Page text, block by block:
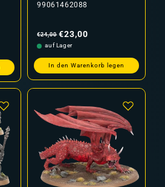
99061462088
Preis
€24,00 €23,00
auf Lager
In den Warenkorb legen